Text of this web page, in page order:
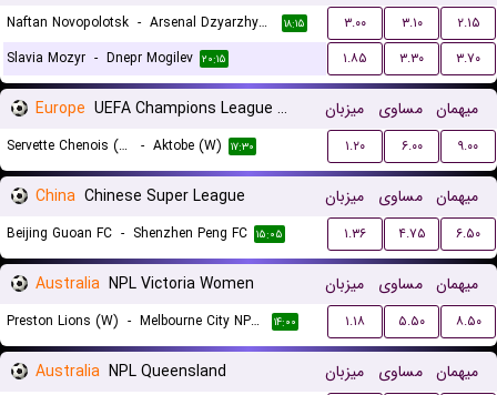
Naftan Novopolotsk - Arsenal Dzyarzhynsk ۱۸:۱۵ ۳.۰۰ ۳.۱۰
۲.۱۵
Slavia Mozyr - Dnepr Mogilev ۲۰:۱۵ ۱.۸۵ ۳.۳۰ ۳.۷۰
Europe UEFA Champions League Women Qualification میزبان مساوی میهمان
Servette Chenois (W) - Aktobe (W) ۱۷:۳۰ ۱.۲۰ ۶.۰۰ ۹.۰۰
China Chinese Super League میزبان مساوی میهمان
Beijing Guoan FC - Shenzhen Peng FC ۱۵:۰۵ ۱.۳۶ ۴.۷۵ ۶.۵۰
Australia NPL Victoria Women میزبان مساوی میهمان
Preston Lions (W) - Melbourne City NPL (W) ۱۴:۰۰ ۱.۱۸ ۵.۵۰ ۸.۵۰
Australia NPL Queensland میزبان مساوی میهمان